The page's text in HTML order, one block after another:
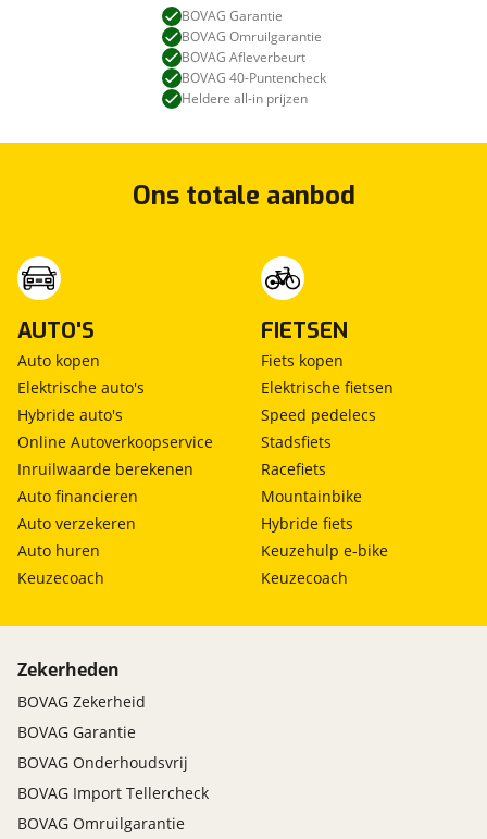
BOVAG Garantie
BOVAG Omruilgarantie
BOVAG Afleverbeurt
BOVAG 40-Puntencheck
Heldere all-in prijzen
Ons totale aanbod
AUTO'S
Auto kopen
Elektrische auto's
Hybride auto's
Online Autoverkoopservice
Inruilwaarde berekenen
Auto financieren
Auto verzekeren
Auto huren
Keuzecoach
FIETSEN
Fiets kopen
Elektrische fietsen
Speed pedelecs
Stadsfiets
Racefiets
Mountainbike
Hybride fiets
Keuzehulp e-bike
Keuzecoach
Zekerheden
BOVAG Zekerheid
BOVAG Garantie
BOVAG Onderhoudsvrij
BOVAG Import Tellercheck
BOVAG Omruilgarantie